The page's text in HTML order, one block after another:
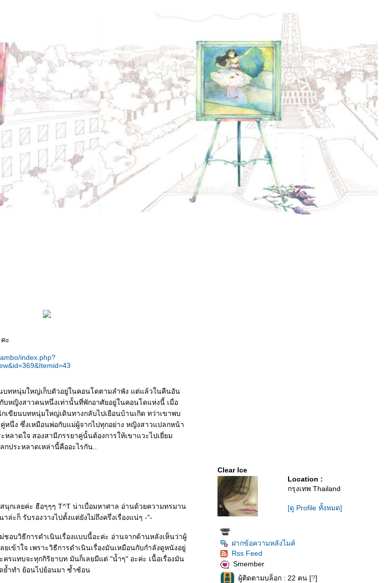
ะ
index.php?
บทหนุ่มใหญ่เก็บตัวอยู่ในคอนโดตามลำพัง แต่แล้วในคืนอัน
บหญิงสาวคนหนึ่งเท่านั้นที่พักอาศัยอยู่ในคอนโดแห่งนี้ เมื่อ
เขียนบทหนุ่มใหญ่เดินทางกลับไปเยือนบ้านเกิด ทว่าเขาพบ
นึ่ง ซึ่งเหมือนพ่อกับแม่ผู้จากไปทุกอย่าง หญิงสาวแปลกหน้า
หลาดใจ สองสามีภรรยาคู่นั้นต้องการให้เขาแวะไปเยี่ยม
ประหลาดเหล่านี้คืออะไรกัน..
นุกเลยค่ะ ฮือๆๆๆ T^T น่าเบื่อมหาศาล อ่านด้วยความทรมาน
ล่ะก็ รับรองวางไปตั้งแต่ยังไม่ถึงครึ่งเรื่องแน่ๆ -"-
ชอบวิธีการดำเนินเรื่องแบบนี้อะค่ะ อ่านจากด้านหลังเห็นว่าผู้
เข้าใจ เพราะวิธีการดำเนินเรื่องมันเหมือนกับกำลังดูหนังอยู่
ครแทบจะทุกกิริยาบท มันก็เลยมีแต่ "น้ำๆ" อะค่ะ เนื้อเรื่องมัน
ย้ำทำ ย้อนไปย้อนมา ซ้ำซ้อน
Clear Ice
Location :
กรุงเทพ Thailand
[ดู Profile ทั้งหมด]
ฝากข้อความหลังไมค์
Rss Feed
Smember
ผู้ติดตามบล็อก : 22 คน [?]